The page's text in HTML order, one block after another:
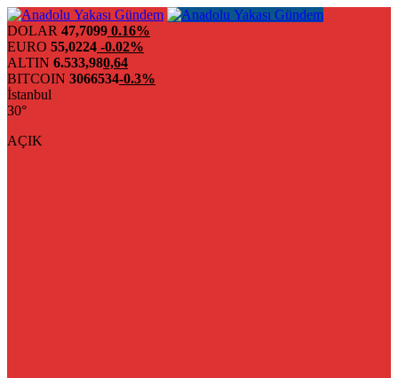
DOLAR 47,7099 0.16%
EURO 55,0224 -0.02%
ALTIN 6.533,980,64
BITCOIN 3066534-0.3%
İstanbul
30°
AÇIK